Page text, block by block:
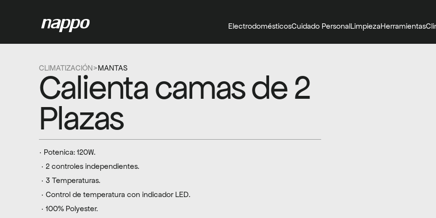
ElectrodomésticosCuidado PersonalLimpiezaHerramientas
CLIMATIZACIÓN>MANTAS
Calienta camas de 2
Plazas
· Potenica: 120W.
· 2 controles independientes.
· 3 Temperaturas.
· Control de temperatura con indicador LED.
· 100% Polyester.